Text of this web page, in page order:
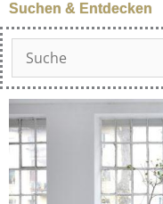
Suchen & Entdecken